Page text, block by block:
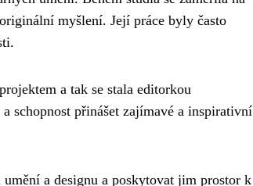
myšlení. Její práce byly často
a tak se stala editorkou
schopnost přinášet zajímavé a inspirativní
a designu a poskytovat jim prostor k